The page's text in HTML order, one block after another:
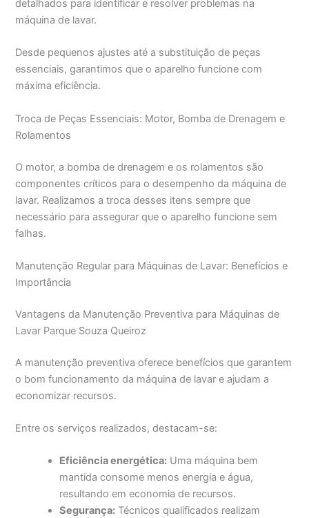
detalhados para identificar e resolver problemas na
máquina de lavar.
Desde pequenos ajustes até a substituição de peças
essenciais, garantimos que o aparelho funcione com
máxima eficiência.
Troca de Peças Essenciais: Motor, Bomba de Drenagem e
Rolamentos
O motor, a bomba de drenagem e os rolamentos são
componentes críticos para o desempenho da máquina de
lavar. Realizamos a troca desses itens sempre que
necessário para assegurar que o aparelho funcione sem
falhas.
Manutenção Regular para Máquinas de Lavar: Benefícios e
Importância
Vantagens da Manutenção Preventiva para Máquinas de
Lavar Parque Souza Queiroz
A manutenção preventiva oferece benefícios que garantem
o bom funcionamento da máquina de lavar e ajudam a
economizar recursos.
Entre os serviços realizados, destacam-se:
Eficiência energética: Uma máquina bem
mantida consome menos energia e água,
resultando em economia de recursos.
Segurança: Técnicos qualificados realizam